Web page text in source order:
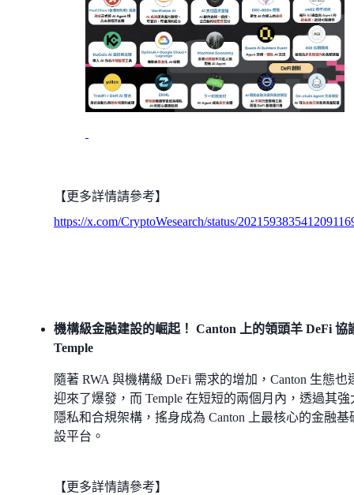
【更多詳情請參考】
https://x.com/CryptoWesearch/status/
機構級金融建設的崛起！ Canton 上的領頭羊 DeFi 協
Temple
隨著 RWA 與機構級 DeFi 需求的增加，Canton 生態也
迎來了爆發，而 Temple 在短短的兩個月內，透過其強
隱私和合規架構，搖身成為 Canton 上最核心的金融基
設平台。
【更多詳情請參考】